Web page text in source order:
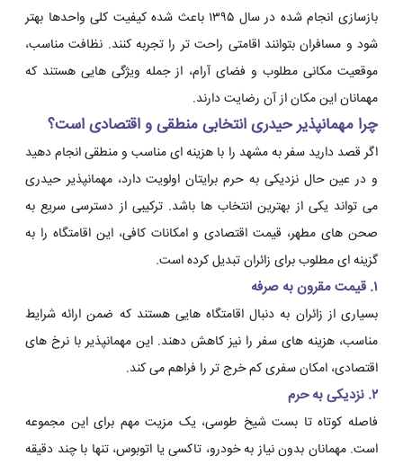
بازسازی انجام شده در سال ۱۳۹۵ باعث شده کیفیت کلی واحدها بهتر
شود و مسافران بتوانند اقامتی راحت تر را تجربه کنند. نظافت مناسب،
موقعیت مکانی مطلوب و فضای آرام، از جمله ویژگی هایی هستند که
مهمانان این مکان از آن رضایت دارند.
چرا مهمانپذیر حیدری انتخابی منطقی و اقتصادی است؟
اگر قصد دارید سفر به مشهد را با هزینه ای مناسب و منطقی انجام دهید
و در عین حال نزدیکی به حرم برایتان اولویت دارد، مهمانپذیر حیدری
می تواند یکی از بهترین انتخاب ها باشد. ترکیبی از دسترسی سریع به
صحن های مطهر، قیمت اقتصادی و امکانات کافی، این اقامتگاه را به
گزینه ای مطلوب برای زائران تبدیل کرده است.
۱. قیمت مقرون به صرفه
بسیاری از زائران به دنبال اقامتگاه هایی هستند که ضمن ارائه شرایط
مناسب، هزینه های سفر را نیز کاهش دهند. این مهمانپذیر با نرخ های
اقتصادی، امکان سفری کم خرج تر را فراهم می کند.
۲. نزدیکی به حرم
فاصله کوتاه تا بست شیخ طوسی، یک مزیت مهم برای این مجموعه
است. مهمانان بدون نیاز به خودرو، تاکسی یا اتوبوس، تنها با چند دقیقه